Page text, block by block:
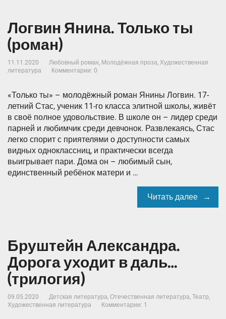
Логвин Янина. Только ты
(роман)
11.11.2020 Любовный роман Молодёжная проза Художественная
литература
Комментарии: 0
«Только ты» – молодёжный роман Янины Логвин. 17-
летний Стас, ученик 11-го класса элитной школы, живёт
в своё полное удовольствие. В школе он – лидер среди
парней и любимчик среди девчонок. Развлекаясь, Стас
легко спорит с приятелями о доступности самых
видных одноклассниц, и практически всегда
выигрывает пари. Дома он – любимый сын,
единственный ребёнок матери и …
Читать далее
Бруштейн Александра.
Дорога уходит в даль…
(трилогия)
09.05.2020 Детская литература Отечественная литература Театр
Художественная литература
Комментарии: 1